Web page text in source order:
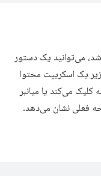
می‌توانید یک دستور
زیر یک اسکریپت محتوا
کلیک می‌کند یا میانبر
فعلی نشان می‌دهد.